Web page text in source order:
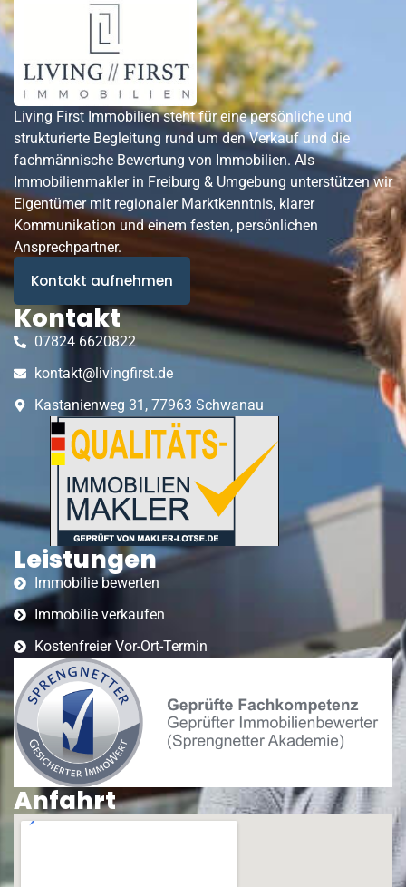
Living First Immobilien steht für eine persönliche und
strukturierte Begleitung rund um den Verkauf und die
fachmännische Bewertung von Immobilien. Als
Immobilienmakler in Freiburg & Umgebung unterstützen wir
Eigentümer mit regionaler Marktkenntnis, klarer
Kommunikation und einem festen, persönlichen
Ansprechpartner.
Kontakt aufnehmen
Kontakt
07824 6620822
kontakt@livingfirst.de
Kastanienweg 31, 77963 Schwanau
Leistungen
Immobilie bewerten
Immobilie verkaufen
Kostenfreier Vor-Ort-Termin
Anfahrt